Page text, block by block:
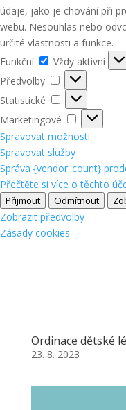
údaje, jako je chování při
webu. Nesouhlas nebo
určité vlastnosti a funkce.
Funkční
Funkční
Vždy aktivní
Předvolby
Předvolby
Statistické
Statistické
Marketingové
Spravovat možnosti
Spravovat služby
Správa {vendor_count}
Přečtěte si více o těchto
Přijmout Odmítnout
Zobrazit předvolby
Zásady cookies
Ordinace dětské
23. 8. 2023